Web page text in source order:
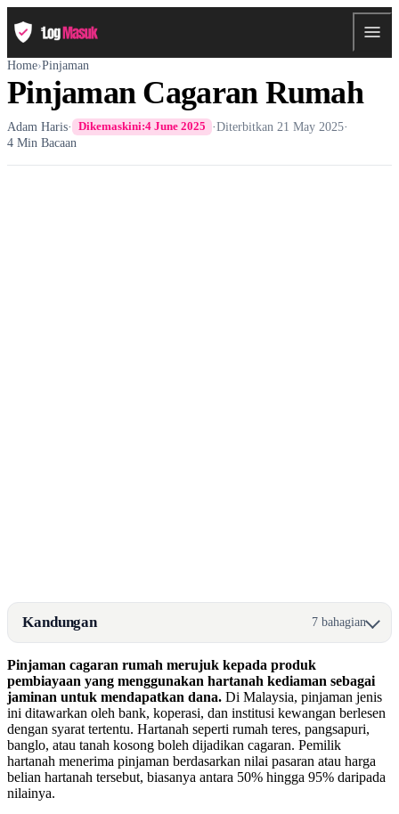
Home›Pinjaman
Pinjaman Cagaran Rumah
Adam Haris· Dikemaskini:4 June 2025 ·Diterbitkan 21 May 2025·
4 Min Bacaan
Kandungan 7 bahagian
Pinjaman cagaran rumah merujuk kepada produk
pembiayaan yang menggunakan hartanah kediaman sebagai
jaminan untuk mendapatkan dana. Di Malaysia, pinjaman jenis
ini ditawarkan oleh bank, koperasi, dan institusi kewangan berlesen
dengan syarat tertentu. Hartanah seperti rumah teres, pangsapuri,
banglo, atau tanah kosong boleh dijadikan cagaran. Pemilik
hartanah menerima pinjaman berdasarkan nilai pasaran atau harga
belian hartanah tersebut, biasanya antara 50% hingga 95% daripada
nilainya.